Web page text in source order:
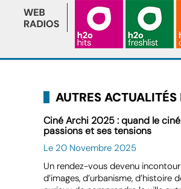
AUTRES
Ciné Archi 2025 : quand le
passions et ses tensions
Le 20 Novembre 2025
Un rendez-vous devenu
d’images, d’urbanisme,